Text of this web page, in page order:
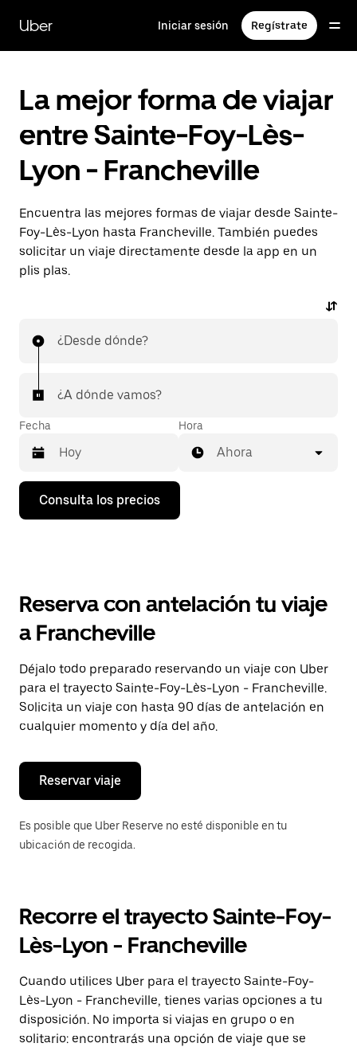
contenido
principal
Uber Iniciar sesión Regístrate
La mejor forma de viajar
entre Sainte-Foy-Lès-
Lyon - Francheville
Encuentra las mejores formas de viajar desde Sainte-
Foy-Lès-Lyon hasta Francheville. También puedes
solicitar un viaje directamente desde la app en un
plis plas.
¿Desde dónde?
¿A dónde vamos?
Fecha
Pulsa
flecha
calendario
seleccionar
fecha.
Pulsa
el
botón
de
escape
cerrar
calendario.
Hora
Ahora
Consulta los precios
Reserva con antelación tu viaje
a Francheville
Déjalo todo preparado reservando un viaje con Uber
para el trayecto Sainte-Foy-Lès-Lyon - Francheville.
Solicita un viaje con hasta 90 días de antelación en
cualquier momento y día del año.
Reservar viaje
Es posible que Uber Reserve no esté disponible en tu
ubicación de recogida.
Recorre el trayecto Sainte-Foy-
Lès-Lyon - Francheville
Cuando utilices Uber para el trayecto Sainte-Foy-
Lès-Lyon - Francheville, tienes varias opciones a tu
disposición. No importa si viajas en grupo o en
solitario: encontrarás una opción de viaje que se